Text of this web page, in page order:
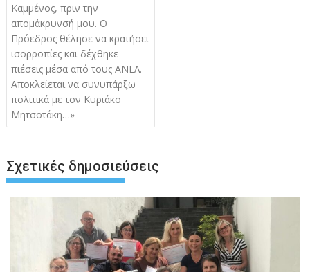
Καμμένος, πριν την
απομάκρυνσή μου. Ο
Πρόεδρος θέλησε να κρατήσει
ισορροπίες και δέχθηκε
πιέσεις μέσα από τους ΑΝΕΛ.
Αποκλείεται να συνυπάρξω
πολιτικά με τον Κυριάκο
Μητσοτάκη…»
Σχετικές δημοσιεύσεις